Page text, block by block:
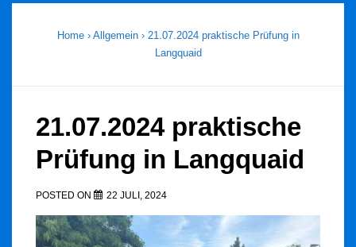
Home › Allgemein › 21.07.2024 praktische Prüfung in
Langquaid
21.07.2024 praktische
Prüfung in Langquaid
POSTED ON 22 JULI, 2024